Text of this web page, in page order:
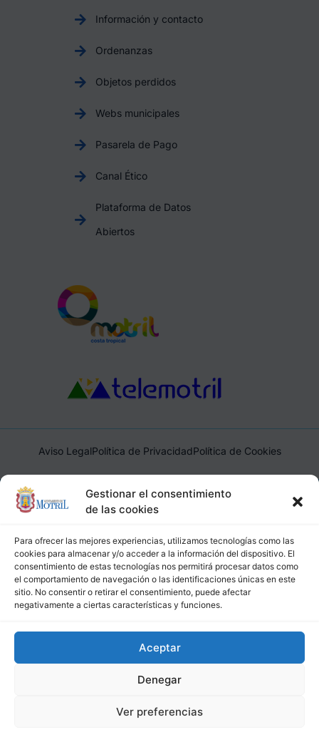
Gestionar el consentimiento
de las cookies
Para ofrecer las mejores experiencias, utilizamos tecnologías como las
cookies para almacenar y/o acceder a la información del dispositivo. El
consentimiento de estas tecnologías nos permitirá procesar datos como
el comportamiento de navegación o las identificaciones únicas en este
sitio. No consentir o retirar el consentimiento, puede afectar
negativamente a ciertas características y funciones.
Aceptar
Denegar
Ver preferencias
Información y contacto
Ordenanzas
Objetos perdidos
Webs municipales
Pasarela de Pago
Canal Ético
Plataforma de Datos
Abiertos
Aviso LegalPolítica de PrivacidadPolítica de Cookies
Ayuntamiento de Motril, Plaza de España, 1, 18600, Motril,
(Granada), CIF: P1814200J, DIR3: L01181400